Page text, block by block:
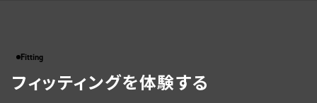
Fitting
フィッティングを体験する